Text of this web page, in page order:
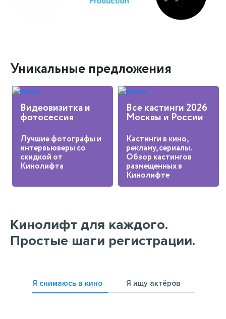
Уникальные предложения
Видеовизитка и
фотосессия
Лучшие фотографы и
интервьюверы со
скидкой от
Кинолифта
Все кастинги 2026
Москвы и России
Кастинги в кино,
рекламу, сериалы.
Обзор кастингов
размещенных в
Кинолифте
Кинолифт для каждого.
Простые шаги регистрации.
Я снимаюсь в кино Я ищу актёров